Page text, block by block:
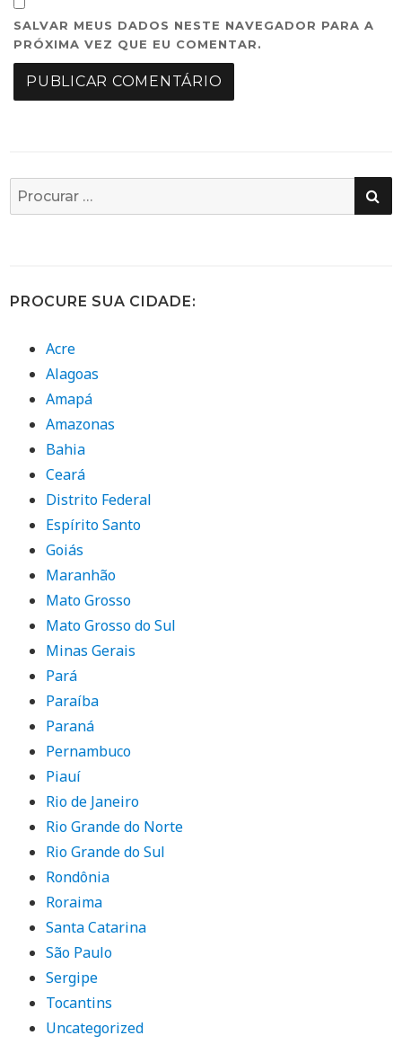
SALVAR MEUS DADOS NESTE NAVEGADOR PARA A
PRÓXIMA VEZ QUE EU COMENTAR.
Busca
por:
PROCURE SUA CIDADE:
Acre
Alagoas
Amapá
Amazonas
Bahia
Ceará
Distrito Federal
Espírito Santo
Goiás
Maranhão
Mato Grosso
Mato Grosso do Sul
Minas Gerais
Pará
Paraíba
Paraná
Pernambuco
Piauí
Rio de Janeiro
Rio Grande do Norte
Rio Grande do Sul
Rondônia
Roraima
Santa Catarina
São Paulo
Sergipe
Tocantins
Uncategorized